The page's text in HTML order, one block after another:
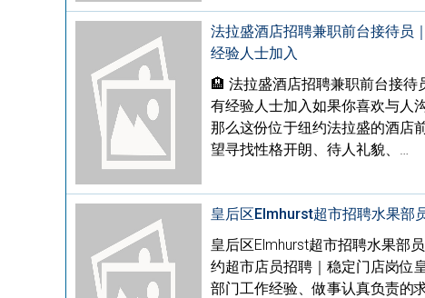
法拉盛酒店招聘兼职前台接待员
经验人士加入
🏨 法拉盛酒店招聘兼职前台接
有经验人士加入如果你喜欢与人
那么这份位于纽约法拉盛的酒店
望寻找性格开朗、待人礼貌、…
皇后区Elmhurst超市招聘水果部
皇后区Elmhurst超市招聘水果部
约超市店员招聘｜稳定门店岗位
部门工作经验、做事认真负责的